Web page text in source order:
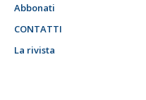
Abbonati
CONTATTI
La rivista